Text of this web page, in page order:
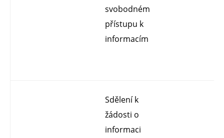
svobodném
přístupu k
informacím
Sdělení k
žádosti o
informaci